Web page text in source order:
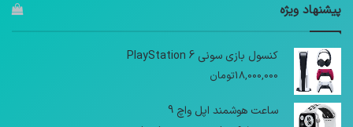
پیشنهاد ویژه
کنسول بازی سونی PlayStation 6
18,000,000تومان
ساعت هوشمند اپل واچ 9